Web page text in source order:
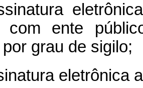
com ente
grau de sigilo;
eletrônica